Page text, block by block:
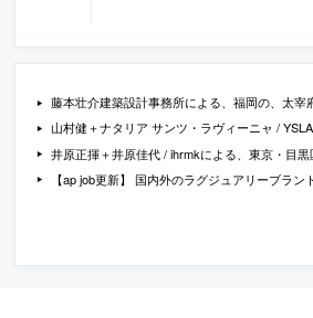
藤本壮介建築設計事務所による、福岡の、太宰府天満宮の「仮殿」。“御本殿”の大改修に伴い“御神霊”を仮安置する為に計画。相応しい“佇い”の創造を目指し、古くからの伝説に着想を得て周辺の自然が飛翔した様な建
山村健＋ナタリア サンツ・ラヴィーニャ / YSLA Architectsによる、東京・狛江市の住戸改修「MASAKO HOUSE」。単身高齢者の為に計画。施主が重視する“飲食・読書・運動”を尊重する住居を目指し、各空間を個別に設けつつも全体が一室となり“広がり”を生む
井原正揮＋井原佳代 / ihrmkによる、東京・目黒区の「洗足の集合住宅 かのん」。道路拡幅で街並みが変わる住宅街に計画。限られた敷地と法規の中で要求戸数を求め、変形切妻屋根の“小さく高い”建築を設計。内外に意図を込
【ap job更新】 国内外のラグジュアリーブランドの仕事を手掛け、ワークライフバランスも大切にする「proz」が、インテリア及びディスプ